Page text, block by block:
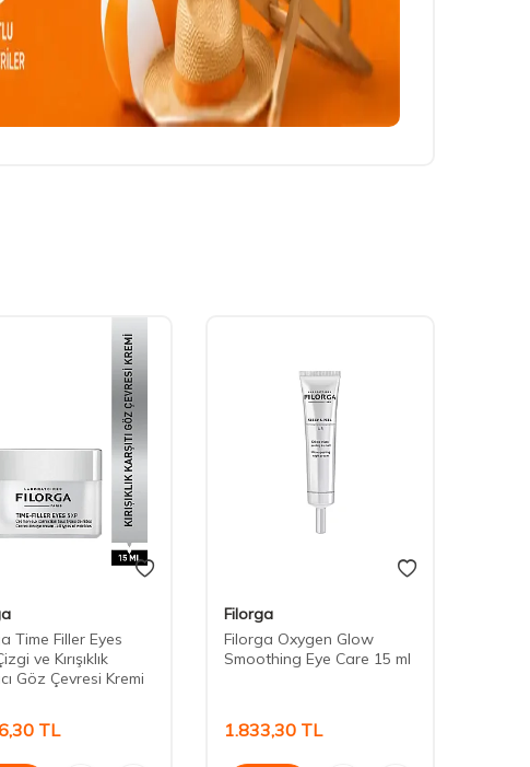
Time Filler Eyes
ve Kırışıklık
Göz Çevresi Kremi
TL
Filorga
Filorga Oxygen Glow
Smoothing Eye Care 15 ml
1.833,30 TL